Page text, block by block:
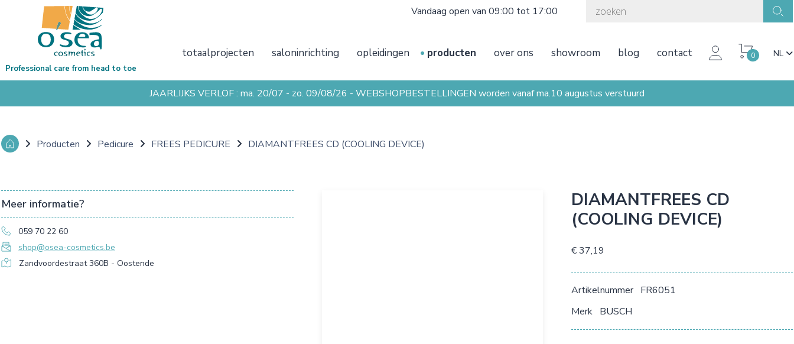
Vandaag open van 09:00 tot 17:00
totaalprojecten saloninrichting opleidingen producten over ons showroom blog contact 0 NL
Professional care from head to toe
JAARLIJKS VERLOF : ma. 20/07 - zo. 09/08/26 - WEBSHOPBESTELLINGEN worden vanaf ma.10 augustus verstuurd
Producten Pedicure FREES PEDICURE DIAMANTFREES CD (COOLING DEVICE)
Meer informatie?
059 70 22 60
shop@osea-cosmetics.be
Zandvoordestraat 360B - Oostende
DIAMANTFREES CD
(COOLING DEVICE)
€ 37,19
Artikelnummer FR6051
Merk BUSCH